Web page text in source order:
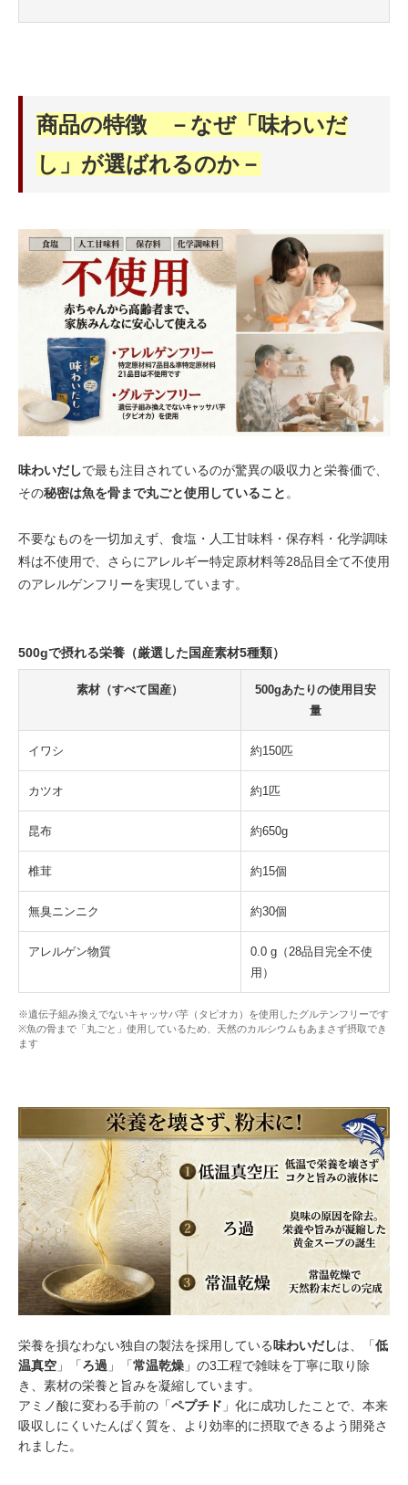
商品の特徴 －なぜ「味わいだ
し」が選ばれるのか－
味わいだしで最も注目されているのが驚異の吸収力と栄養価で、
その秘密は魚を骨まで丸ごと使用していること。
不要なものを一切加えず、食塩・人工甘味料・保存料・化学調味
料は不使用で、さらにアレルギー特定原材料等28品目全て不使用
のアレルゲンフリーを実現しています。
500gで摂れる栄養（厳選した国産素材5種類）
素材（すべて国産）
500gあたりの使用目安
量
イワシ 約150匹
カツオ 約1匹
昆布 約650g
椎茸 約15個
無臭ニンニク 約30個
アレルゲン物質
0.0 g（28品目完全不使
用）
※遺伝子組み換えでないキャッサバ芋（タピオカ）を使用したグルテンフリーです
※魚の骨まで「丸ごと」使用しているため、天然のカルシウムもあまさず摂取でき
ます
栄養を損なわない独自の製法を採用している 味わいだしは、「低
温真空 」「ろ過 」「常温乾燥 」の3工程で雑味を丁寧に取り除
き、素材の栄養と旨みを凝縮しています。
アミノ酸に変わる手前の「ペプチド 」化に成功したことで、本来
吸収しにくいたんぱく質を、より効率的に摂取できるよう開発さ
れました。